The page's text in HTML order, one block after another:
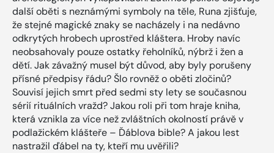
další oběti s neznámými symboly na těle, Runa zjišťuje,
že stejné magické znaky se nacházely i na nedávno
odkrytých hrobech uprostřed kláštera. Hroby navíc
neobsahovaly pouze ostatky řeholníků, nýbrž i žen a
dětí. Jak závažný musel být důvod, aby byly porušeny
přísné předpisy řádu? Šlo rovněž o oběti zločinů?
Souvisí jejich smrt před sedmi sty lety se současnou
sérií rituálních vražd? Jakou roli při tom hraje kniha,
která vznikla za více než zvláštních okolností právě v
podlažickém klášteře – Ďáblova bible? A jakou lest
nastražil ďábel na ty, kteří mu uvěřili?